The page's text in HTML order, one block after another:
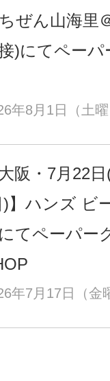
ぜん山海里
)にてペー
年8月1日（土
大阪・7月22
)】ハンズ ビ
てペーパー
年7月17日（金